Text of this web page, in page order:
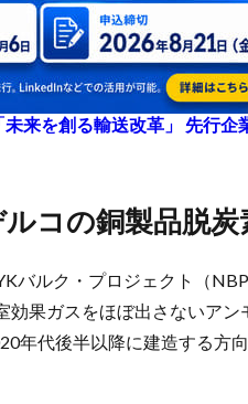
来を創る輸送改革」 先行企
ルコの銅製品脱
バルク・プロジェクト（
効果ガスをほぼ出さないア
年代後半以降に建造する方